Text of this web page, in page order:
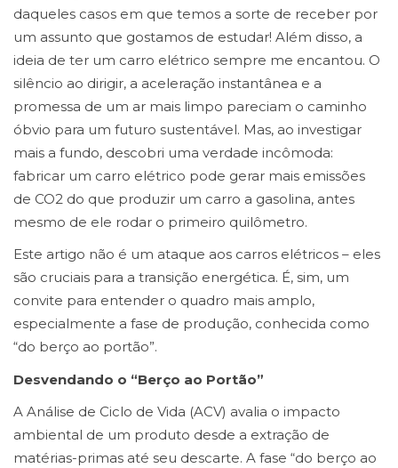
daqueles casos em que temos a sorte de receber por
um assunto que gostamos de estudar! Além disso, a
ideia de ter um carro elétrico sempre me encantou. O
silêncio ao dirigir, a aceleração instantânea e a
promessa de um ar mais limpo pareciam o caminho
óbvio para um futuro sustentável. Mas, ao investigar
mais a fundo, descobri uma verdade incômoda:
fabricar um carro elétrico pode gerar mais emissões
de CO2 do que produzir um carro a gasolina, antes
mesmo de ele rodar o primeiro quilômetro.
Este artigo não é um ataque aos carros elétricos – eles
são cruciais para a transição energética. É, sim, um
convite para entender o quadro mais amplo,
especialmente a fase de produção, conhecida como
“do berço ao portão”.
Desvendando o “Berço ao Portão”
A Análise de Ciclo de Vida (ACV) avalia o impacto
ambiental de um produto desde a extração de
matérias-primas até seu descarte. A fase “do berço ao